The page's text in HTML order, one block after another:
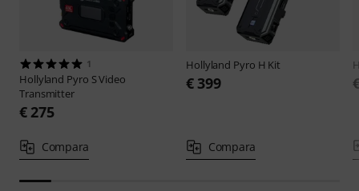
1
Hollyland Pyro S Video
Transmitter
€ 275
Compara
Hollyland Pyro H Kit
€ 399
Compara